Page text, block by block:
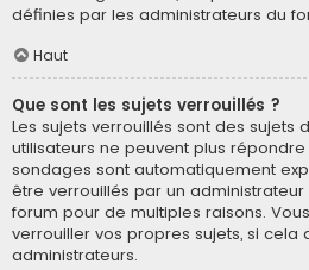
définies par les administrateurs du
Haut
Que sont les sujets verrouillés ?
Les sujets verrouillés sont des sujets
utilisateurs ne peuvent plus
sondages sont automatiquement
être verrouillés par un
forum pour de multiples raisons.
verrouiller vos propres sujets, si cela
administrateurs.